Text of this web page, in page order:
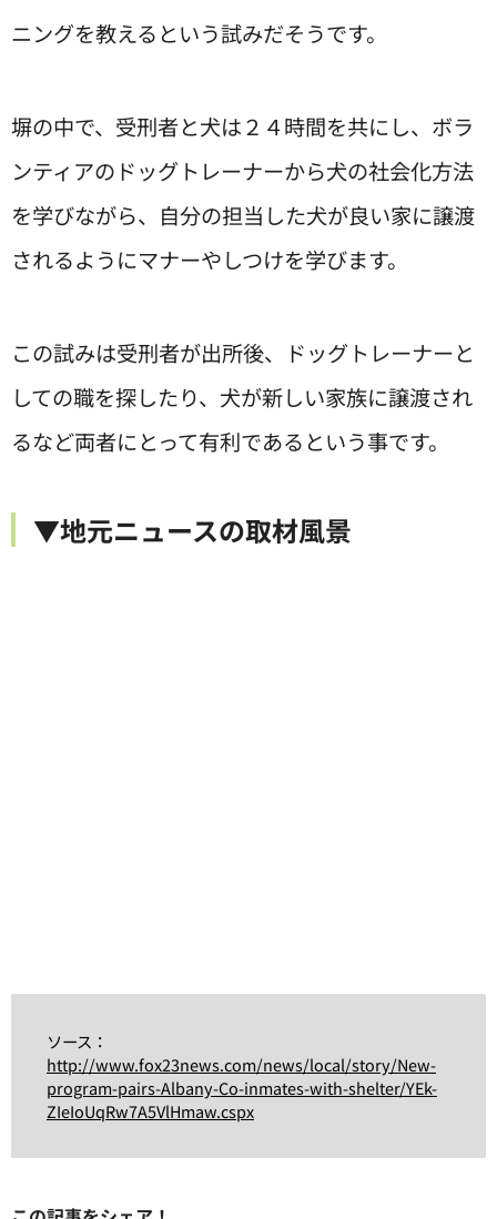
ニングを教えるという試みだそうです。
塀の中で、受刑者と犬は２４時間を共にし、ボラ
ンティアのドッグトレーナーから犬の社会化方法
を学びながら、自分の担当した犬が良い家に譲渡
されるようにマナーやしつけを学びます。
この試みは受刑者が出所後、ドッグトレーナーと
しての職を探したり、犬が新しい家族に譲渡され
るなど両者にとって有利であるという事です。
▼地元ニュースの取材風景
ソース：
http://www.fox23news.com/news/local/story/New-
program-pairs-Albany-Co-inmates-with-shelter/YEk-
ZIeIoUqRw7A5VlHmaw.cspx